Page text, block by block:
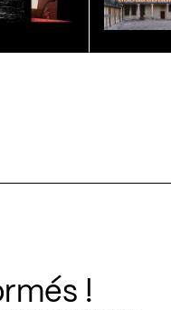
!